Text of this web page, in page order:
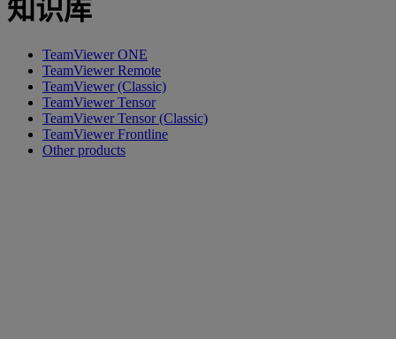
知识库
TeamViewer ONE
TeamViewer Remote
TeamViewer (Classic)
TeamViewer Tensor
TeamViewer Tensor (Classic)
TeamViewer Frontline
Other products